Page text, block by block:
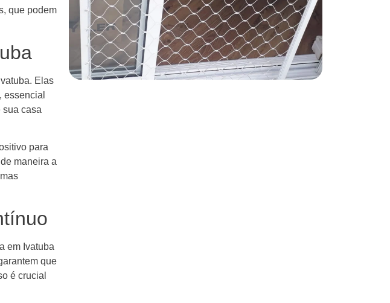
que podem
Elas
essencial
sua casa
para
maneira a
em Ivatuba
que
é crucial